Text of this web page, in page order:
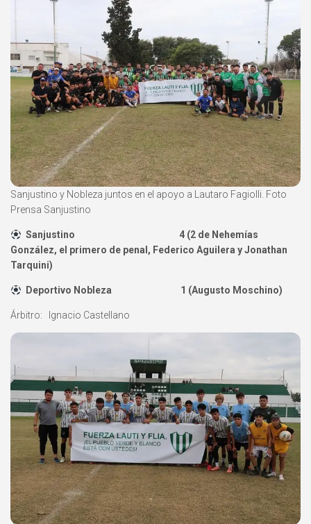
Sanjustino y Nobleza juntos en el apoyo a Lautaro Fagiolli. Foto
Prensa Sanjustino
Sanjustino 4 (2 de Nehemías
González, el primero de penal, Federico Aguilera y Jonathan
Tarquini)
Deportivo Nobleza 1 (Augusto Moschino)
Árbitro: Ignacio Castellano